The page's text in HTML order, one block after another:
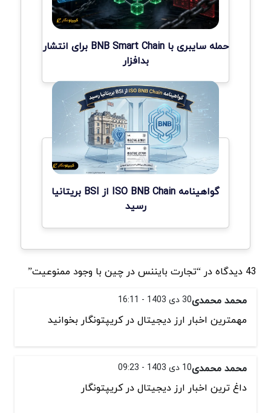
حمله سایبری با BNB Smart Chain برای انتشار
بدافزار
گواهینامه ISO BNB Chain از BSI بریتانیا
رسید
43 دیدگاه در “تجارت بایننس در چین با وجود ممنوعیت”
محمد محمدی30 دی 1403 - 16:11
مهمترین اخبار ارز دیجیتال در کریپتونگار بخوانید
محمد محمدی10 دی 1403 - 09:23
داغ ترین اخبار ارز دیجیتال در کریپتونگار